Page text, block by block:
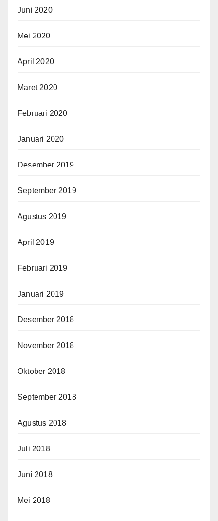
Juni 2020
Mei 2020
April 2020
Maret 2020
Februari 2020
Januari 2020
Desember 2019
September 2019
Agustus 2019
April 2019
Februari 2019
Januari 2019
Desember 2018
November 2018
Oktober 2018
September 2018
Agustus 2018
Juli 2018
Juni 2018
Mei 2018